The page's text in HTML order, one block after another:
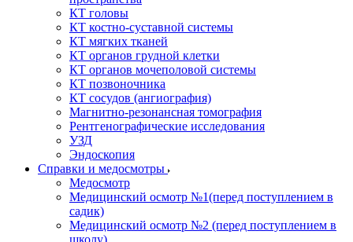
КТ головы
КТ костно-суставной системы
КТ мягких тканей
КТ органов грудной клетки
КТ органов мочеполовой системы
КТ позвоночника
КТ сосудов (ангиография)
Магнитно-резонансная томография
Рентгенографические исследования
УЗД
Эндоскопия
Справки и медосмотры
Медосмотр
Медицинский осмотр №1(перед поступлением в
садик)
Медицинский осмотр №2 (перед поступлением в
школу)